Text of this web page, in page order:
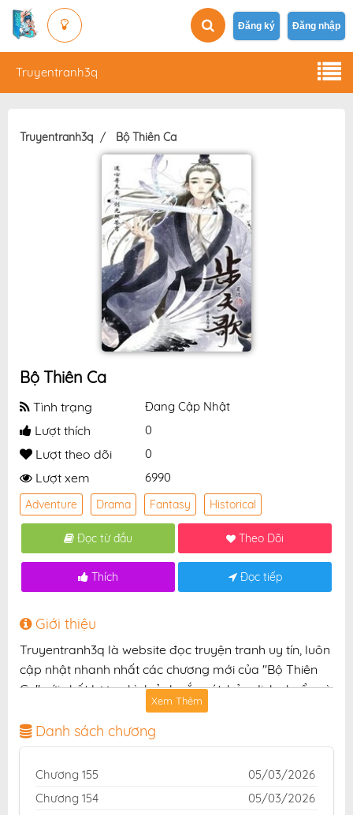
Đăng ký Đăng nhập
Truyentranh3q
Truyentranh3q Bộ Thiên Ca
Bộ Thiên Ca
Tình trạng Đang Cập Nhật
Lượt thích 0
Lượt theo dõi 0
Lượt xem 6990
Adventure Drama Fantasy Historical
Đọc từ đầu Theo Dõi
Thích Đọc tiếp
Giới thiệu
Truyentranh3q là website đọc truyện tranh uy tín, luôn
cập nhật nhanh nhất các chương mới của "Bộ Thiên
Ca" với chất lượng hình ảnh sắc nét, bản dịch chuẩn và
giao diện thân thiện, mang đến trải nghiệm đọc truyện
hấp dẫn, tiện lợi, hoàn toàn miễn phí cho độc giả yêu
thích truyện tranh online.
Xem Thêm
Danh sách chương
Chương 155
05/03/2026
Chương 154
05/03/2026